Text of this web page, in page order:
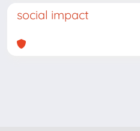
social impact